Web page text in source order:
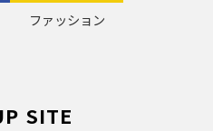
ファッション
SITE